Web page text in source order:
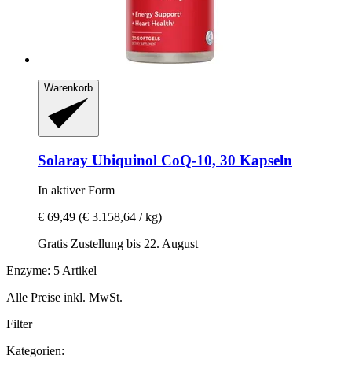
Warenkorb
Solaray Ubiquinol CoQ-​10, 30 Kapseln
In aktiver Form
€ 69,49 (€ 3.158,64 / kg)
Gratis Zustellung bis 22. August
Enzyme: 5 Artikel
Alle Preise inkl. MwSt.
Filter
Kategorien: